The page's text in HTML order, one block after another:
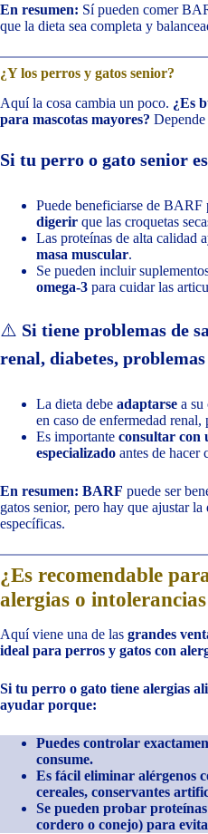
En resumen: Sí pueden comer
que la dieta sea completa y
¿Y los perros y gatos senior?
Aquí la cosa cambia un poco. ¿Es
para mascotas mayores? Depende
Si tu perro o gato senior
Puede beneficiarse de BARF
digerir que las croquetas
Las proteínas de alta calidad
masa muscular.
Se pueden incluir
omega-3 para cuidar las
⚠️ Si tiene problemas de
renal, diabetes,
La dieta debe adaptarse a su
en caso de enfermedad renal,
Es importante consultar con
especializado antes de hacer
En resumen: BARF puede ser
gatos senior, pero hay que ajustar la
específicas.
¿Es recomendable
alergias o
Aquí viene una de las grandes
ideal para perros y gatos con
Si tu perro o gato tiene alergias
ayudar porque:
Puedes controlar
consume.
Es fácil eliminar alérgenos
cereales, conservantes
Se pueden probar
cordero o conejo) para